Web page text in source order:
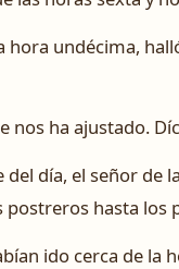
hora undécima,
nos ha ajustado.
del día, el señor de
postreros hasta los
ido cerca de la